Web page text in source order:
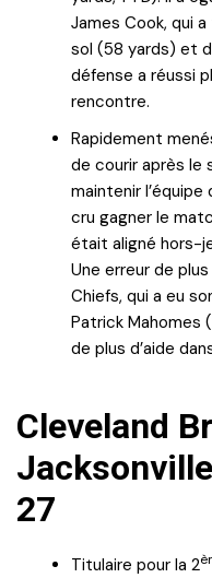
James Cook, qui
sol (58 yards) et
défense a réussi
rencontre.
Rapidement
de courir après le
maintenir
cru gagner le
était aligné hors-
Une erreur de
Chiefs, qui a eu
Patrick Mahomes
de plus d’aide
Cleveland
27
Titulaire pour la 2